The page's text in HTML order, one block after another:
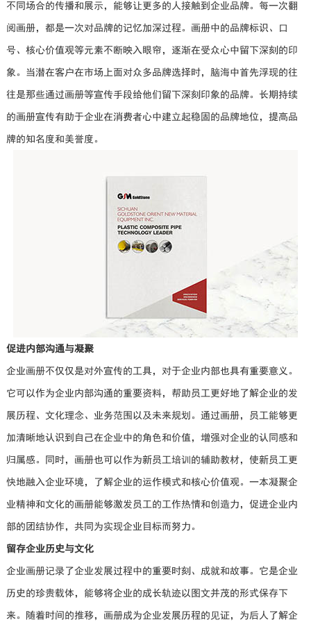
不同场合的传播和展示，能够让更多的人接触到企业品牌。每一次翻
阅画册，都是一次对品牌的记忆加深过程。画册中的品牌标识、口
号、核心价值观等元素不断映入眼帘，逐渐在受众心中留下深刻的印
象。当潜在客户在市场上面对众多品牌选择时，脑海中首先浮现的往
往是那些通过画册等宣传手段给他们留下深刻印象的品牌。长期持续
的画册宣传有助于企业在消费者心中建立起稳固的品牌地位，提高品
牌的知名度和美誉度。
促进内部沟通与凝聚
企业画册不仅仅是对外宣传的工具，对于企业内部也具有重要意义。
它可以作为企业内部沟通的重要资料，帮助员工更好地了解企业的发
展历程、文化理念、业务范围以及未来规划。通过画册，员工能够更
加清晰地认识到自己在企业中的角色和价值，增强对企业的认同感和
归属感。同时，画册也可以作为新员工培训的辅助教材，使新员工更
快地融入企业环境，了解企业的运作模式和核心价值观。一本凝聚企
业精神和文化的画册能够激发员工的工作热情和创造力，促进企业内
部的团结协作，共同为实现企业目标而努力。
留存企业历史与文化
企业画册记录了企业发展过程中的重要时刻、成就和故事。它是企业
历史的珍贵载体，能够将企业的成长轨迹以图文并茂的形式保存下
来。随着时间的推移，画册成为企业发展历程的见证，为后人了解企